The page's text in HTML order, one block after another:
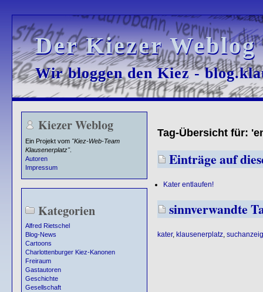
Der Kiezer
Der Kiezer
Wir bloggen den Kiez -
Wir bloggen den Kiez -
Kiezer Weblog
Ein Projekt vom "Kiez-Web-Team
Klausenerplatz".
Autoren
Impressum
Kategorien
Alfred Rietschel
Blog-News
Cartoons
Charlottenburger Kiez-Kanonen
Freiraum
Gastautoren
Geschichte
Gesellschaft
Tag-Übersicht für:
Einträge auf
Kater entlaufen!
sinnverwandte
kater, klausenerplatz,